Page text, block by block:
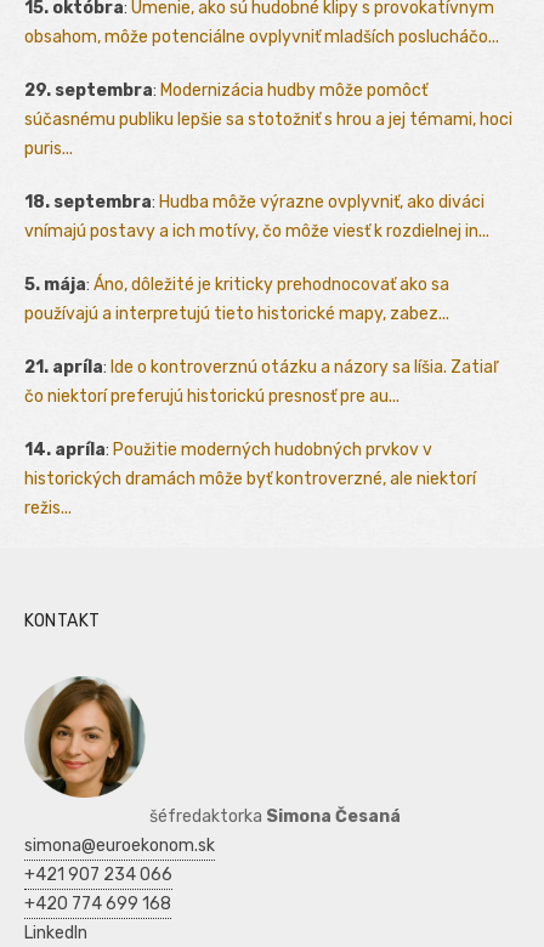
15. októbra: Umenie, ako sú hudobné klipy s provokatívnym
obsahom, môže potenciálne ovplyvniť mladších poslucháčo...
29. septembra: Modernizácia hudby môže pomôcť
súčasnému publiku lepšie sa stotožniť s hrou a jej témami, hoci
puris...
18. septembra: Hudba môže výrazne ovplyvniť, ako diváci
vnímajú postavy a ich motívy, čo môže viesť k rozdielnej in...
5. mája: Áno, dôležité je kriticky prehodnocovať ako sa
používajú a interpretujú tieto historické mapy, zabez...
21. apríla: Ide o kontroverznú otázku a názory sa líšia. Zatiaľ
čo niektorí preferujú historickú presnosť pre au...
14. apríla: Použitie moderných hudobných prvkov v
historických dramách môže byť kontroverzné, ale niektorí
režis...
KONTAKT
šéfredaktorka Simona Česaná
simona@euroekonom.sk
+421 907 234 066
+420 774 699 168
LinkedIn